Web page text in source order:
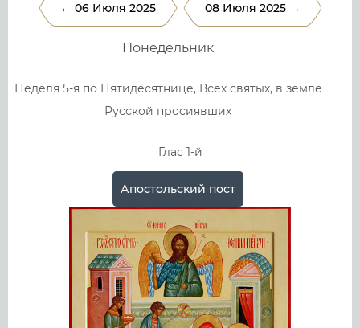
← 06 Июля 2025 08 Июля 2025 →
Понедельник
Неделя 5-я по Пятидесятнице, Всех святых, в земле
Русской просиявших
Глас 1-й
Апостольский пост